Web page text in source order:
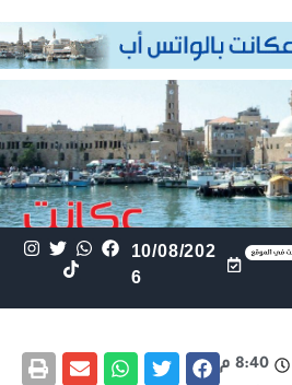
10/08/202
6
8:40 م